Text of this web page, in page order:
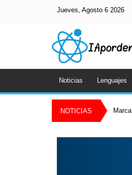
Jueves, Agosto 6 2026
Noticias Lenguajes
NOTICIAS